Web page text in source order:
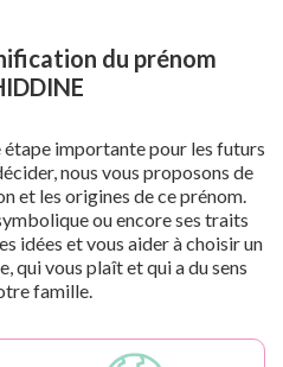
du prénom
étape importante pour les futurs
nous vous proposons de
et les origines de ce prénom.
ou encore ses traits
idées et vous aider à choisir un
qui vous plaît et qui a du sens
famille.